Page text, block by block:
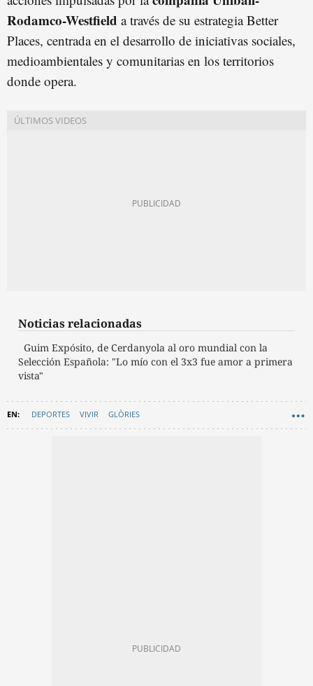
Rodamco-Westfield a través de su estrategia Better
Places, centrada en el desarrollo de iniciativas sociales,
medioambientales y comunitarias en los territorios
donde opera.
Noticias relacionadas
Guim Expósito, de Cerdanyola al oro mundial con la
Selección Española: "Lo mío con el 3x3 fue amor a primera
vista"
DEPORTES VIVIR GLÒRIES